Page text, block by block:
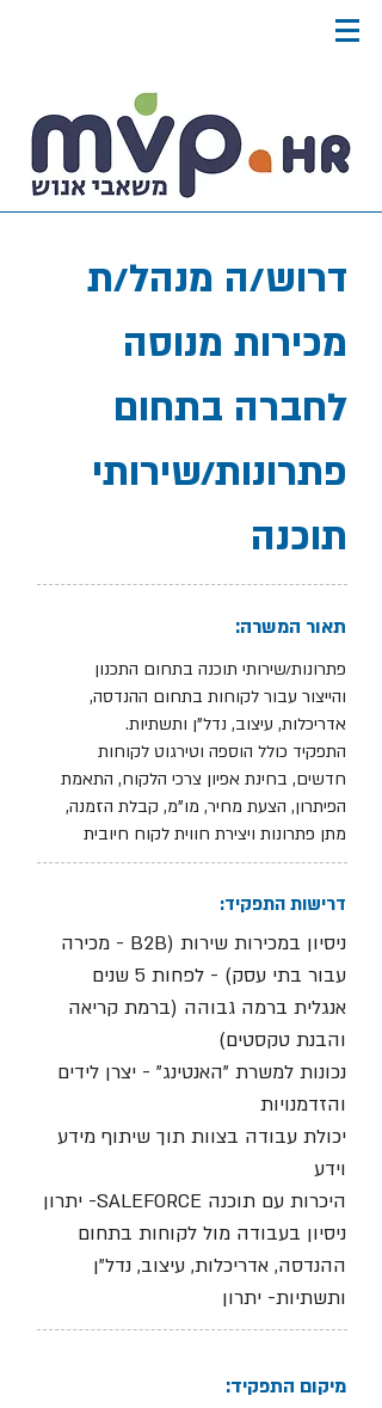
דרוש/ה מנהל/ת
מכירות מנוסה
לחברה בתחום
פתרונות/שירותי
תוכנה
תאור המשרה:
פתרונות/שירותי תוכנה בתחום התכנון
והייצור עבור לקוחות בתחום ההנדסה,
אדריכלות, עיצוב, נדל"ן ותשתיות.
התפקיד כולל הוספה וטירגוט לקוחות
חדשים, בחינת אפיון צרכי הלקוח, התאמת
הפיתרון, הצעת מחיר, מו"מ, קבלת הזמנה,
מתן פתרונות ויצירת חווית לקוח חיובית
דרישות התפקיד:
ניסיון במכירות שירות (B2B - מכירה
עבור בתי עסק) - לפחות 5 שנים
אנגלית ברמה גבוהה (ברמת קריאה
והבנת טקסטים)
נכונות למשרת "האנטינג" - יצרן לידים
והזדמנויות
יכולת עבודה בצוות תוך שיתוף מידע
וידע
היכרות עם תוכנה SALEFORCE- יתרון
ניסיון בעבודה מול לקוחות בתחום
ההנדסה, אדריכלות, עיצוב, נדל"ן
ותשתיות- יתרון
מיקום התפקיד: